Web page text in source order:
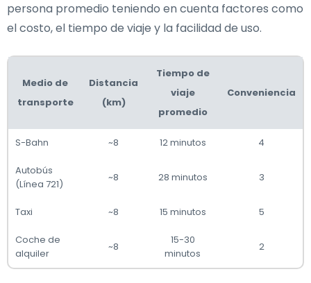
persona promedio teniendo en cuenta factores como
el costo, el tiempo de viaje y la facilidad de uso.
Medio de
transporte
Distancia
(km)
Tiempo de
viaje
promedio
Conveniencia
S-Bahn ~8 12 minutos 4
Autobús
(Línea 721)
~8 28 minutos 3
Taxi ~8 15 minutos 5
Coche de
alquiler
~8
15-30
minutos
2